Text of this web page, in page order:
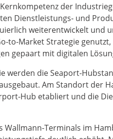
der
Dienstleistungs- und
weiterentwickelt und
to-Market Strategie
gepaart mit digitalen
werden die Seaport-
Am Standort der
Hub etabliert und die
Wallmann-Terminals im